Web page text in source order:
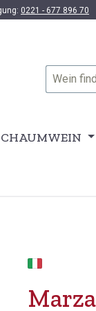
0221 - 677 896 70